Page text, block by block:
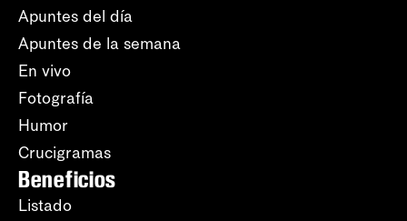
Apuntes del día
Apuntes de la semana
En vivo
Fotografía
Humor
Crucigramas
Beneficios
Listado